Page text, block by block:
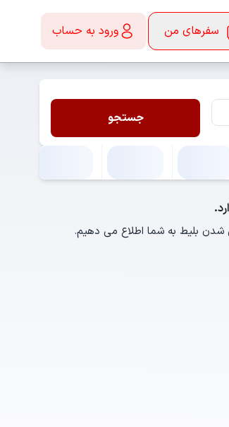
سفرهای من ورود به حساب
جستجو
بلیط به شما اطلاع می دهیم.